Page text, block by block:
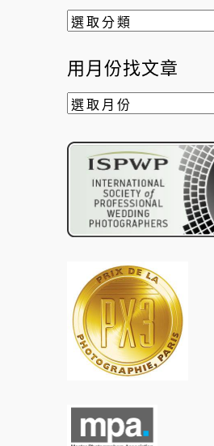
文
類
別
用月份找文章
用
份